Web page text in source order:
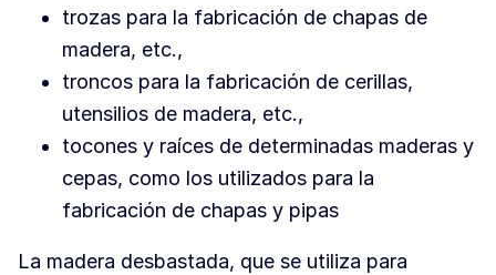
trozas para la fabricación de chapas de
madera, etc.,
troncos para la fabricación de cerillas,
utensilios de madera, etc.,
tocones y raíces de determinadas maderas y
cepas, como los utilizados para la
fabricación de chapas y pipas
La madera desbastada, que se utiliza para